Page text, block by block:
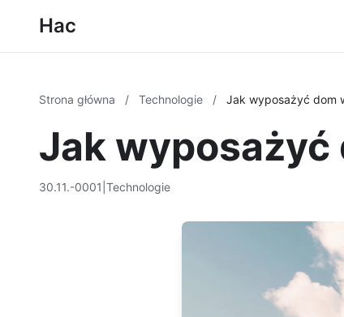
Hac
Strona główna / Technologie / Jak wyposażyć dom
Jak
30.11.-0001 Technologie